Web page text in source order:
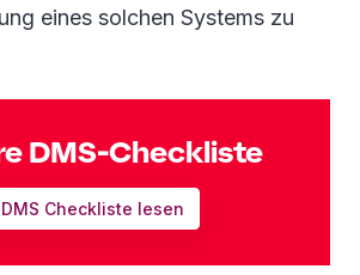
eines solchen Systems zu
DMS-Checkliste
DMS Checkliste lesen